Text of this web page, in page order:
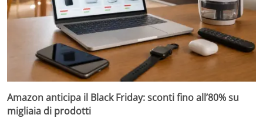
Amazon anticipa il Black Friday: sconti fino all’80% su
migliaia di prodotti